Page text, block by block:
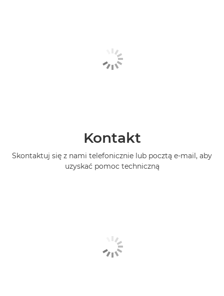
Kontakt
Skontaktuj się z nami telefonicznie lub pocztą e-mail, aby
uzyskać pomoc techniczną